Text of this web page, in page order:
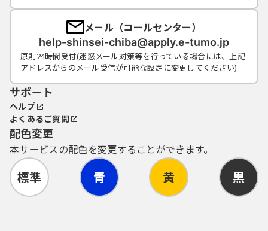
ＩＤを付与するものとします。
（３）利用者は、利用者情報に変更があった
場合は、速やかに協議会に変更の届出を行う
ものとします。
（４）利用者は、利用者ＩＤを廃止しようと
するときは、協議会に届出を行うものとしま
す。
議会からの通知等は、利用者情報として届出
のあった住所または電子メールアドレスあて
に行うものとし、県内自治体は、これらの情
報により通知することができない場合は、当
該電子申請及び利用者ＩＤ並びにパスワード
を無効とすることができるものとします。
（６）利用者は、利用者ＩＤ及び本人が登録
メール（コールセンター）
help-shinsei-chiba@apply.e-tumo.jp
原則24時間受付(迷惑メール対策等を行っている場合には、上記
アドレスからのメール受信が可能な設定に変更してください)
サポート
ヘルプ
よくあるご質問
配色変更
本サービスの配色を変更することができます。
標準 青 黄 黒